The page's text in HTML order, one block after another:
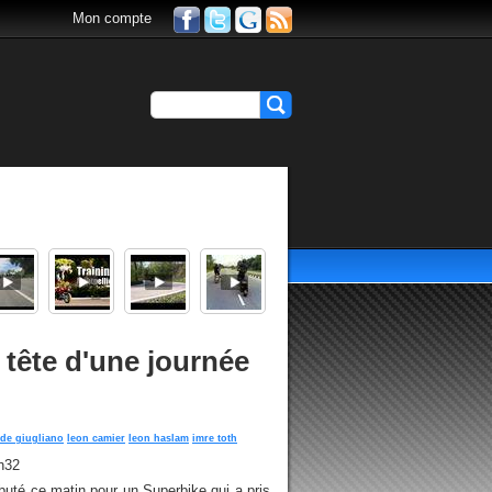
Mon compte
tête d'une journée
giugliano leon camier leon haslam imre toth